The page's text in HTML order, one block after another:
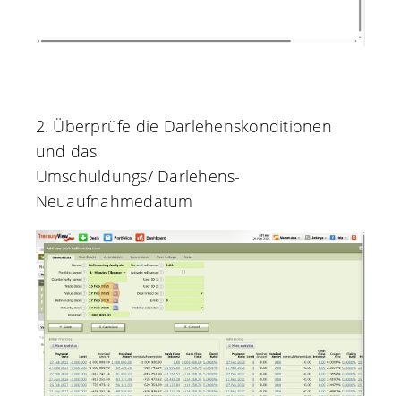
2. Überprüfe die Darlehenskonditionen
und das
Umschuldungs/ Darlehens-
Neuaufnahmedatum